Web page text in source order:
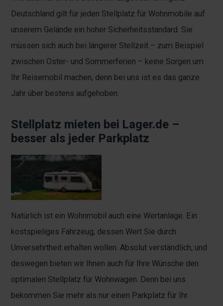
Deutschland gilt für jeden Stellplatz für Wohnmobile auf
unserem Gelände ein hoher Sicherheitsstandard. Sie
müssen sich auch bei längerer Stellzeit – zum Beispiel
zwischen Oster- und Sommerferien – keine Sorgen um
Ihr Reisemobil machen, denn bei uns ist es das ganze
Jahr über bestens aufgehoben.
Stellplatz mieten bei Lager.de –
besser als jeder Parkplatz
Natürlich ist ein Wohnmobil auch eine Wertanlage. Ein
kostspieliges Fahrzeug, dessen Wert Sie durch
Unversehrtheit erhalten wollen. Absolut verständlich, und
deswegen bieten wir Ihnen auch für Ihre Wünsche den
optimalen Stellplatz für Wohnwagen. Denn bei uns
bekommen Sie mehr als nur einen Parkplatz für Ihr